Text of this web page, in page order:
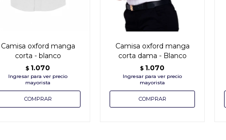
Camisa oxford manga
corta - blanco
$ 1.070
Camisa oxford manga
corta dama - Blanco
$ 1.070